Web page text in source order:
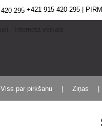
+421 915 420 295 |
Viss par pirkšanu Ziņas